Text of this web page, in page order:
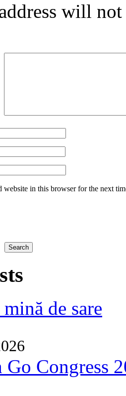
will
website in this browser for the next
Search
de sare
Go Congress